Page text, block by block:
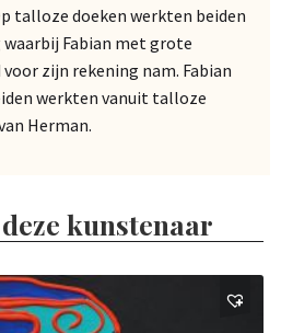
talloze doeken werkten beiden
Fabian met grote
zijn rekening nam. Fabian
werkten vanuit talloze
Herman.
kunstenaar